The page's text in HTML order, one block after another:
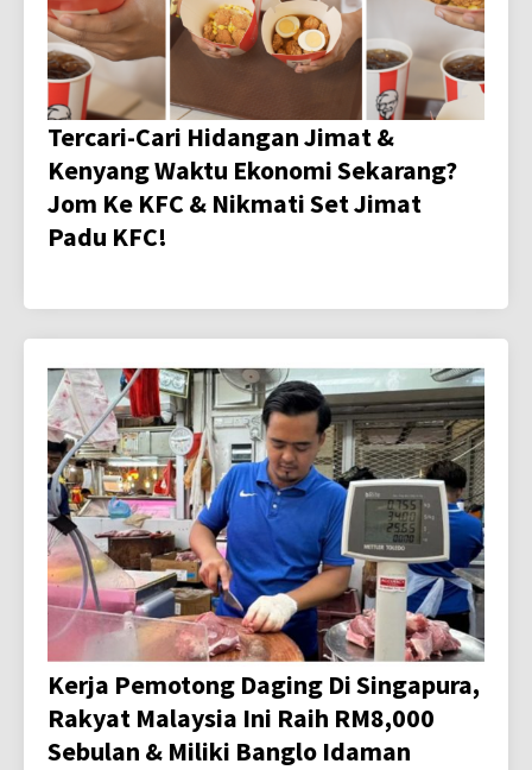
Tercari-Cari Hidangan Jimat &
Kenyang Waktu Ekonomi Sekarang?
Jom Ke KFC & Nikmati Set Jimat
Padu KFC!
Kerja Pemotong Daging Di Singapura,
Rakyat Malaysia Ini Raih RM8,000
Sebulan & Miliki Banglo Idaman